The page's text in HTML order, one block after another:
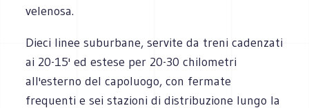
velenosa.
Dieci linee suburbane, servite da treni cadenzati
ai 20-15' ed estese per 20-30 chilometri
all'esterno del capoluogo, con fermate
frequenti e sei stazioni di distribuzione lungo la